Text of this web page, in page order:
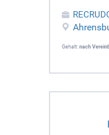
Gehalt: nach